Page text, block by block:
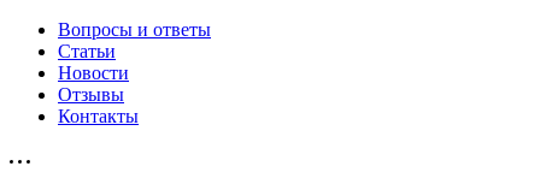
Вопросы и ответы
Статьи
Новости
Отзывы
Контакты